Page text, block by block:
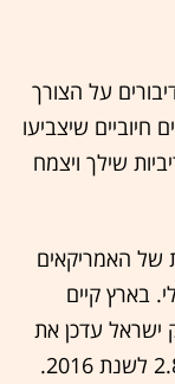
באירופה דיבורים על הצורך
חיוביים שיצביעו
שילך ויצמח
של האמריקאים
בארץ קיים
ישראל עדכן את
תחזית הצמיחה מ-3.3% בספטמבר ל-2.8% לשנת 2016.